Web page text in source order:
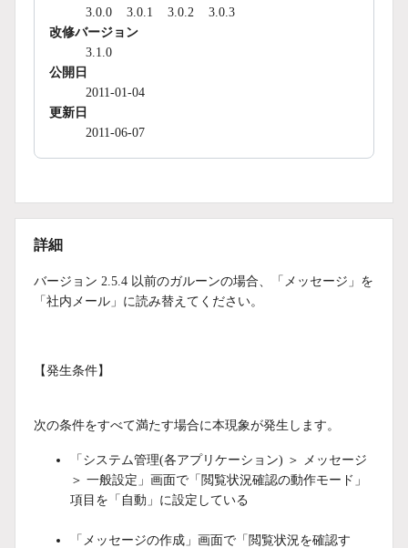
3.0.0
3.0.1 3.0.2
3.0.3
改修バージョン
3.1.0
公開日
2011-01-04
更新日
2011-06-07
詳細
バージョン 2.5.4 以前のガルーンの場合、「メッセージ」を
「社内メール」に読み替えてください。
【発生条件】
次の条件をすべて満たす場合に本現象が発生します。
「システム管理(各アプリケーション) ＞ メッセージ
＞ 一般設定」画面で「閲覧状況確認の動作モード」
項目を「自動」に設定している
「メッセージの作成」画面で「閲覧状況を確認す